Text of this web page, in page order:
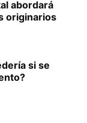
abordará
originarios
si se